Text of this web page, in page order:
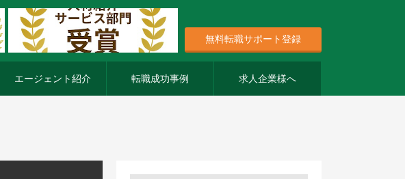
無料転職サポート登録
エージェント紹介 転職成功事例 求人企業様へ